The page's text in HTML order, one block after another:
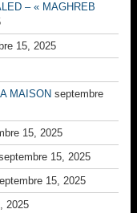
– « MAGHREB
15, 2025
MAISON septembre
15, 2025
15, 2025
15, 2025
2025